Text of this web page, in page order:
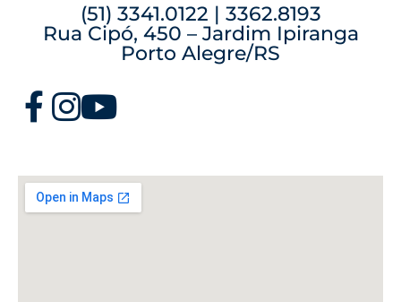
(51) 3341.0122 | 3362.8193
Rua Cipó, 450 – Jardim Ipiranga
Porto Alegre/RS